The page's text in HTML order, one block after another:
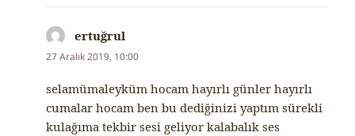
ertuğrul
ki:
27 Aralık 2019, 10:00
selamümaleyküm hocam hayırlı günler hayırlı
cumalar hocam ben bu dediğinizi yaptım sürekli
kulağıma tekbir sesi geliyor kalabalık ses